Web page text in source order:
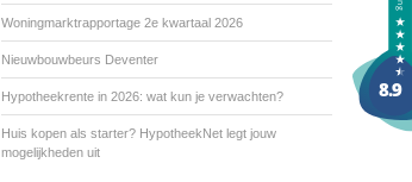
Woningmarktrapportage 2e kwartaal 2026
Nieuwbouwbeurs Deventer
Hypotheekrente in 2026: wat kun je verwachten?
Huis kopen als starter? HypotheekNet legt jouw
mogelijkheden uit